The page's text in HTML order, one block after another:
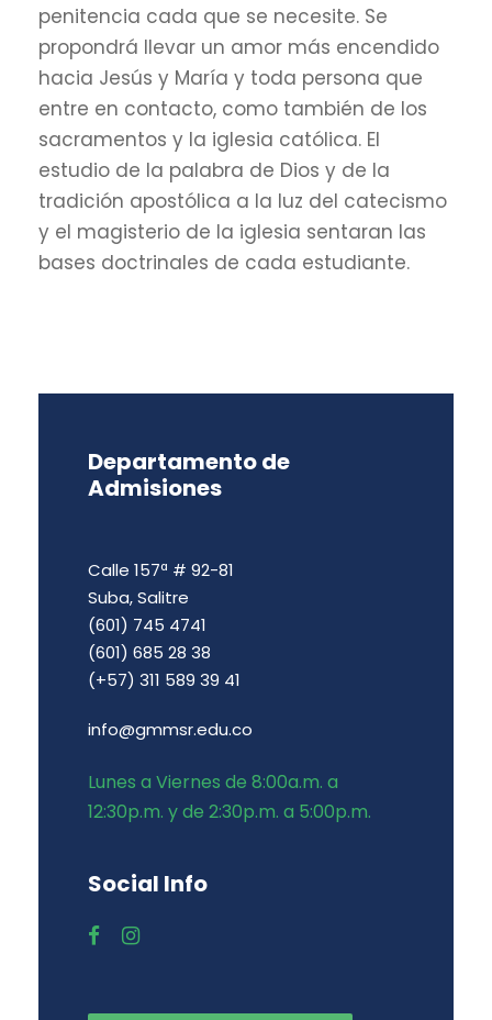
penitencia cada que se necesite. Se
propondrá llevar un amor más encendido
hacia Jesús y María y toda persona que
entre en contacto, como también de los
sacramentos y la iglesia católica. El
estudio de la palabra de Dios y de la
tradición apostólica a la luz del catecismo
y el magisterio de la iglesia sentaran las
bases doctrinales de cada estudiante.
Departamento de
Admisiones
Calle 157ª # 92-81
Suba, Salitre
(601) 745 4741
(601) 685 28 38
(+57) 311 589 39 41
info@gmmsr.edu.co
Lunes a Viernes de 8:00a.m. a
12:30p.m. y de 2:30p.m. a 5:00p.m.
Social Info